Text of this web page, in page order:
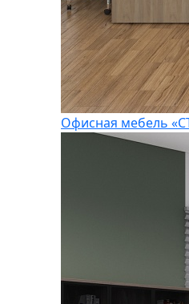
Офисная мебель